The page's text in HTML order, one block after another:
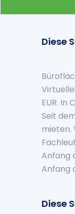
Diese
EUR.
Seit
mieten.
Anfang
Anfang
Diese